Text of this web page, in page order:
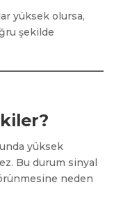
yüksek olursa,
şekilde
yüksek
Bu durum sinyal
neden